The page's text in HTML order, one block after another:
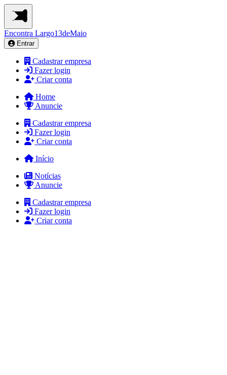
Encontra Largo13deMaio
Entrar
Cadastrar empresa
Fazer login
Criar conta
Home
Anuncie
Cadastrar empresa
Fazer login
Criar conta
Início
Notícias
Anuncie
Cadastrar empresa
Fazer login
Criar conta